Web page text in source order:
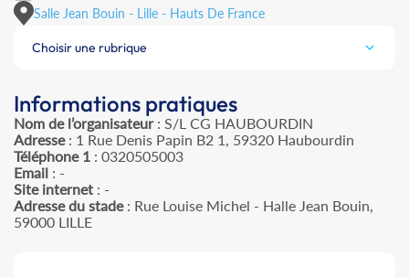
Salle Jean Bouin - Lille - Hauts De France
Choisir une rubrique
Informations pratiques
Nom de l’organisateur: S/L CG HAUBOURDIN
Adresse: 1 Rue Denis Papin B2 1, 59320 Haubourdin
Téléphone 1 : 0320505003
Email : -
Site internet : -
Adresse du stade: Rue Louise Michel - Halle Jean Bouin,
59000 LILLE